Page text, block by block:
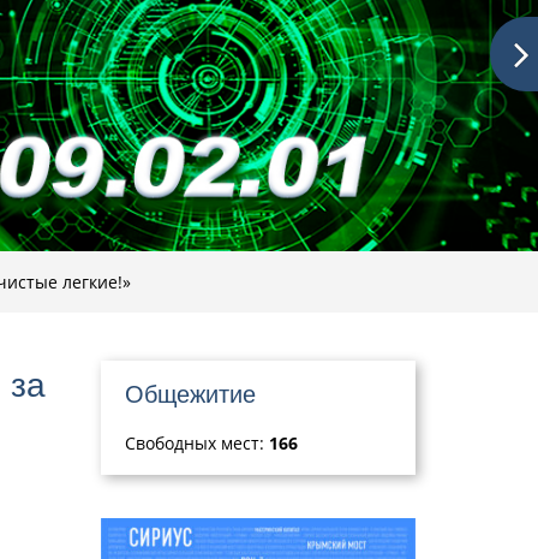
легкие!»
за Общежитие
Свободных мест: 166